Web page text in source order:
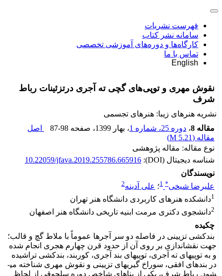
فهرست نشریات
سامانه نشر کتاب
کارگاه‌ها و دوره‌های آموزشی تخصصی
تماس با ما
English
نقوش مهری و توپی‌های گچی ته آجری درتزئینات رباط
شرف
نشریه هنرهای زیبا: هنرهای تجسمی
مقاله 8
، دوره 25، شماره 1 ، بهار 1399 ، صفحه 87-98
اصل
مقاله (5.21 M
)
نوع مقاله: مقاله پژوهشی
شناسه دیجیتال (DOI):
10.22059/jfava.2019.255786.665916
نویسندگان
علیرضا شیخی*
1؛ علی آدینه2
1دانشکده هنرهای کاربردی دانشگاه هنر تهران
2دانشجوی دکتری مرمت ابنیه تاریخی دانشگاه هنر اصفهان
چکیده
بندکشی تزیینی در فاصله دو سر آجرها عموماً با ملاط گچ و قالب؛
جهت نقش­اندازی بر روی آن از حدود قرن چهارم هجری انجام شده
و به توپی­های ته آجری، توپی­های بند آجری، کوربند، بندکشی تراشیده
در بندهای افقی، سوراخ گیری­های تزیینی و نقوش مهری شناخته می­
شود. رباط شرف، یکی از بناهای شاخص دوره سلجوقی از لحاظ